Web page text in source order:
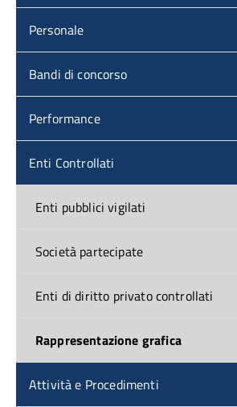
Personale
Bandi di concorso
Performance
Enti Controllati
Enti pubblici vigilati
Società partecipate
Enti di diritto privato controllati
Rappresentazione grafica
Attività e Procedimenti